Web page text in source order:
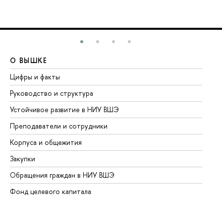
О ВЫШКЕ
Цифры и факты
Руководство и структура
Устойчивое развитие в НИУ ВШЭ
Преподаватели и сотрудники
Корпуса и общежития
Закупки
Обращения граждан в НИУ ВШЭ
Фонд целевого капитала